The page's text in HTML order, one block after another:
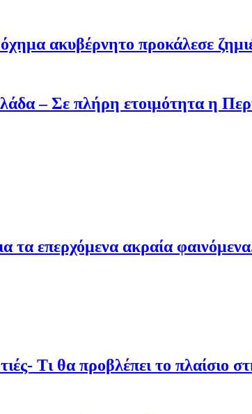
ακυβέρνητο προκάλεσε
– Σε πλήρη ετοιμότητα η
τα επερχόμενα ακραία
Τι θα προβλέπει το πλαίσιο